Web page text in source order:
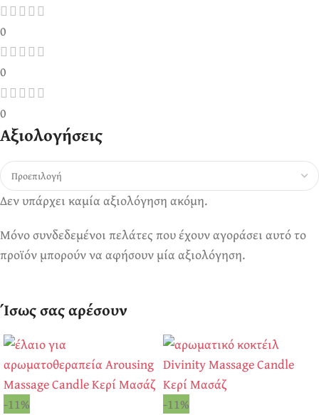
0
0
0
Αξιολογήσεις
Δεν υπάρχει καμία αξιολόγηση ακόμη.
Μόνο συνδεδεμένοι πελάτες που έχουν αγοράσει αυτό το
προϊόν μπορούν να αφήσουν μία αξιολόγηση.
Ίσως σας αρέσουν
-11% -11%